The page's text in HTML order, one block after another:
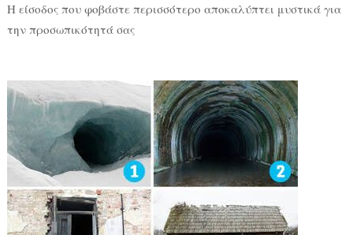
Η είσοδος που φοβάστε περισσότερο αποκαλύπτει μυστικά για
την προσωπικότητά σας